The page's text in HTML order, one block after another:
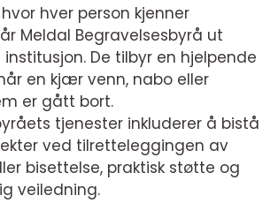
hver person kjenner
Meldal Begravelsesbyrå ut
De tilbyr en hjelpende
en kjær venn, nabo eller
er gått bort.
tjenester inkluderer å bistå
ved tilretteleggingen av
bisettelse, praktisk støtte og
veiledning.